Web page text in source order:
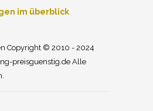
im überblick
Copyright © 2010 - 2024
preisguenstig.de Alle